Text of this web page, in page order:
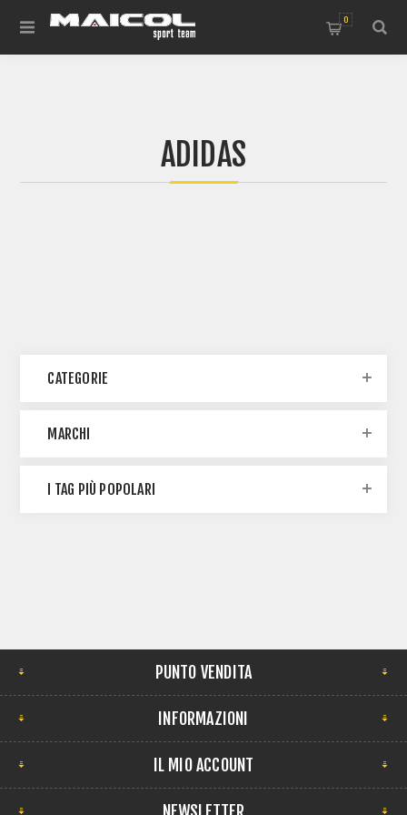
0
ADIDAS
CATEGORIE
MARCHI
I TAG PIÙ POPOLARI
PUNTO VENDITA
INFORMAZIONI
IL MIO ACCOUNT